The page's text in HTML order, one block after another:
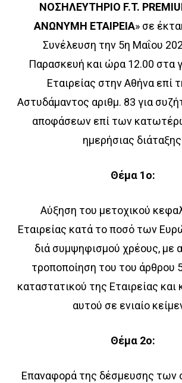
ΝΟΣΗΛΕΥΤΗΡΙΟ F.T.
ΑΝΩΝΥΜΗ ΕΤΑΙΡΕΙΑ» σε
Συνέλευση την 5η Μαΐου
Παρασκευή και ώρα 12.00 στα
Εταιρείας στην Αθήνα επί
Αστυδάμαντος αριθμ. 83 για
αποφάσεων επί των
ημερήσιας
Θέμα 1ο:
Αύξηση του μετοχικού
Εταιρείας κατά το ποσό των
διά συμψηφισμού χρέους, με
τροποποίηση του του άρθρου
καταστατικού της Εταιρείας και
αυτού σε ενιαίο
Θέμα 2ο:
Επαναφορά της δέσμευσης των